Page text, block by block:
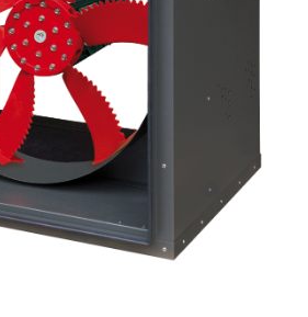
and need
y equipos de